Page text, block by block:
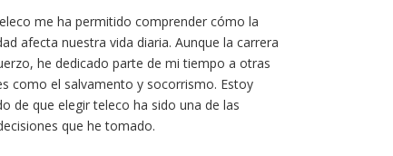
En cualquier carrera necesitas una
mía siempre ha sido poder trabajar en
carrera de teleco me dará la
Aunque al principio parezca duro, uno
mereció la pena por las múltiples